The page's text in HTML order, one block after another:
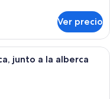
Ver precio
familiar, vista a la
junto a la alberca